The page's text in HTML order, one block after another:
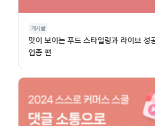
게시글
맛이 보이는 푸드 스타일링과 라이브 성
업종 편